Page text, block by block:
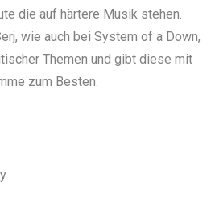
die auf härtere Musik stehen.
wie auch bei System of a Down,
Themen und gibt diese mit
zum Besten.